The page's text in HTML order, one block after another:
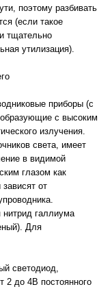
поэтому разбивать
(если такое
тщательно
утилизация).
приборы (с
с высоким
излучения.
света, имеет
в видимой
глазом как
от
галлиума
Для
светодиод,
2 до 4В постоянного